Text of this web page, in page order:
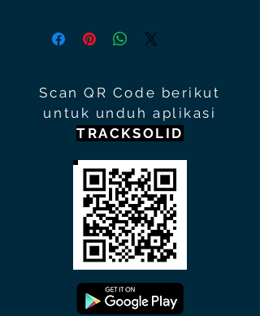
Scan QR Code berikut
untuk unduh aplikasi
TRACKSOLID